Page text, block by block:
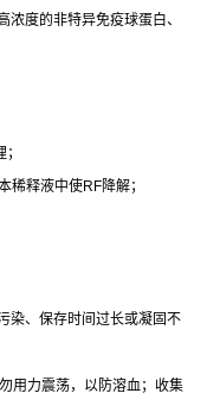
度的非特异免疫球蛋白、
稀释液中使RF降解；
染、保存时间过长或凝固不
用力震荡，以防溶血；收集